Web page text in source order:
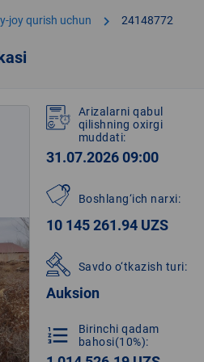
joy qurish uchun chevron_right 24148772
Arizalarni qabul
qilishning oxirgi
muddati:
31.07.2026 09:00
Boshlang‘ich narxi:
10 145 261.94 UZS
Savdo o‘tkazish turi:
Auksion
format_list_numbered
Birinchi qadam
bahosi(10%):